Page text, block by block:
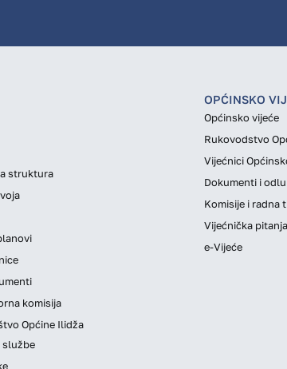
struktura
komisija
Općine Ilidža
službe
OPĆINSKO
Općinsko vijeće
Rukovodstvo
Vijećnici
Dokumenti i
Komisije i radna
Vijećnička
e-Vijeće